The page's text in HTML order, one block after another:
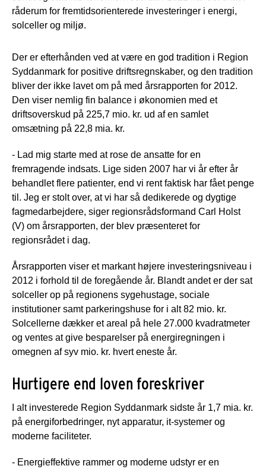
råderum for fremtidsorienterede investeringer i energi,
solceller og miljø.
Der er efterhånden ved at være en god tradition i Region
Syddanmark for positive driftsregnskaber, og den tradition
bliver der ikke lavet om på med årsrapporten for 2012.
Den viser nemlig fin balance i økonomien med et
driftsoverskud på 225,7 mio. kr. ud af en samlet
omsætning på 22,8 mia. kr.
- Lad mig starte med at rose de ansatte for en
fremragende indsats. Lige siden 2007 har vi år efter år
behandlet flere patienter, end vi rent faktisk har fået penge
til. Jeg er stolt over, at vi har så dedikerede og dygtige
fagmedarbejdere, siger regionsrådsformand Carl Holst
(V) om årsrapporten, der blev præsenteret for
regionsrådet i dag.
Årsrapporten viser et markant højere investeringsniveau i
2012 i forhold til de foregående år. Blandt andet er der sat
solceller op på regionens sygehustage, sociale
institutioner samt parkeringshuse for i alt 82 mio. kr.
Solcellerne dækker et areal på hele 27.000 kvadratmeter
og ventes at give besparelser på energiregningen i
omegnen af syv mio. kr. hvert eneste år.
Hurtigere end loven foreskriver
I alt investerede Region Syddanmark sidste år 1,7 mia. kr.
på energiforbedringer, nyt apparatur, it-systemer og
moderne faciliteter.
- Energieffektive rammer og moderne udstyr er en